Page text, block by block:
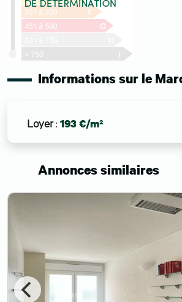
Informations sur le
Loyer: 193 €/m²
Annonces similaires